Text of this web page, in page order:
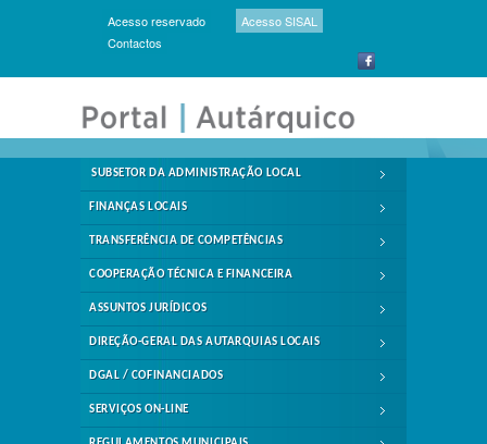
Acesso reservado
Acesso SISAL
Contactos
SUBSETOR DA ADMINISTRAÇÃO LOCAL
FINANÇAS LOCAIS
TRANSFERÊNCIA DE COMPETÊNCIAS
COOPERAÇÃO TÉCNICA E FINANCEIRA
ASSUNTOS JURÍDICOS
DIREÇÃO-GERAL DAS AUTARQUIAS LOCAIS
DGAL / COFINANCIADOS
SERVIÇOS ON-LINE